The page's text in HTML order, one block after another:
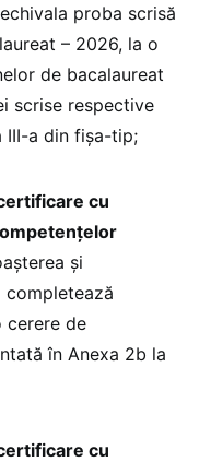
proba scrisă
– 2026, la o
de bacalaureat
scrise respective
III-a din fișa-tip;
cu
și
completează
cerere de
în Anexa 2b la
cu